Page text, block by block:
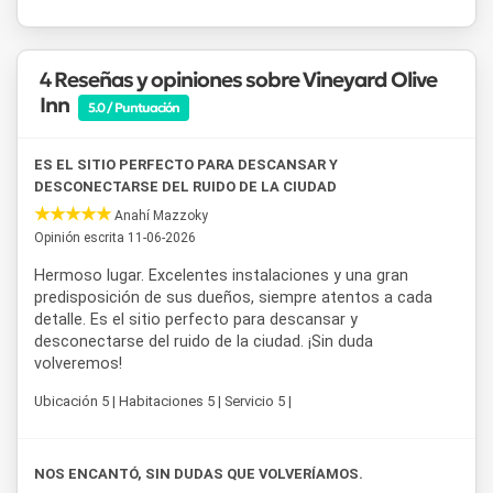
visitan
complejo se encuentra cerca de algunas de las bodegas
más reconocidas de la zona y de otros atractivos turísticos
de los alrededores, como Luján de Cuyo y la Ciudad de
ideal tanto para recorrer rutas del vino como para combinar
descanso y actividades al aire libre durante toda la estadía.
4 Reseñas y opiniones sobre Vineyard Olive
Inn
5.0 / Puntuación
ES EL SITIO PERFECTO PARA DESCANSAR Y
DESCONECTARSE DEL RUIDO DE LA CIUDAD
Anahí Mazzoky
Opinión escrita 11-06-2026
Hermoso lugar. Excelentes instalaciones y una gran
predisposición de sus dueños, siempre atentos a cada
detalle. Es el sitio perfecto para descansar y
desconectarse del ruido de la ciudad. ¡Sin duda
volveremos!
Ubicación 5 | Habitaciones 5 | Servicio 5 |
NOS ENCANTÓ, SIN DUDAS QUE VOLVERÍAMOS.